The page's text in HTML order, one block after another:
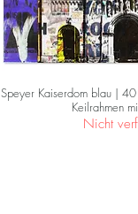
Speyer Kaiserdom blau |
Keilrahmen
Nicht